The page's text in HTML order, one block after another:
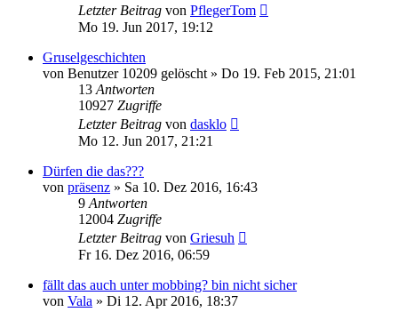
Letzter Beitrag von PflegerTom
Mo 19. Jun 2017, 19:12
Gruselgeschichten
von Benutzer 10209 gelöscht » Do 19. Feb 2015, 21:01
13 Antworten
10927 Zugriffe
Letzter Beitrag von dasklo
Mo 12. Jun 2017, 21:21
Dürfen die das???
von präsenz » Sa 10. Dez 2016, 16:43
9 Antworten
12004 Zugriffe
Letzter Beitrag von Griesuh
Fr 16. Dez 2016, 06:59
fällt das auch unter mobbing? bin nicht sicher
von Vala » Di 12. Apr 2016, 18:37